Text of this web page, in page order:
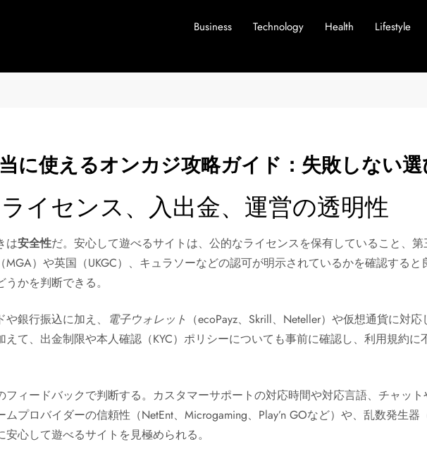
Business Technology Health Lifestyle
に使えるオンカジ攻略ガイド：失敗しない
イセンス、入出金、運営の透明性
は安全性だ。安心して遊べるサイトは、公的なライセンスを保有していること、
）や英国（UKGC）、キュラソーなどの認可が明示されているかを確認する
かを判断できる。
銀行振込に加え、 電子ウォレット （ecoPayz、Skrill、Neteller）や仮想通貨に対
て、出金制限や本人確認（KYC）ポリシーについても事前に確認し、利用規約に
ィードバックで判断する。カスタマーサポートの対応時間や対応言語、チャッ
プロバイダーの信頼性（NetEnt、Microgaming、Play’n GOなど）や、乱数発生器
心して遊べるサイトを見極められる。